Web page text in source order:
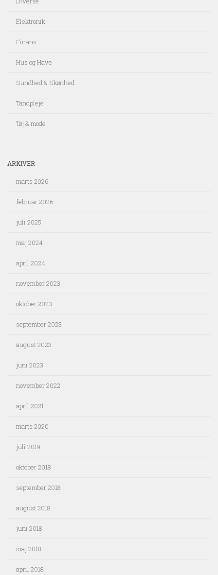
Elektronik
Finans
Hus og Have
Sundhed & Skønhed
Tandpleje
Tøj & mode
ARKIVER
marts 2026
februar 2026
juli 2025
maj 2024
april 2024
november 2023
oktober 2023
september 2023
august 2023
juni 2023
november 2022
april 2021
marts 2020
juli 2019
oktober 2018
september 2018
august 2018
juni 2018
maj 2018
april 2018